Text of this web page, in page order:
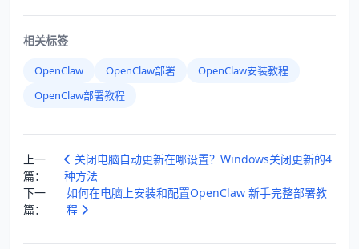
相关标签
OpenClaw OpenClaw部署
OpenClaw安装教程
OpenClaw部署教程
上一
篇：
关闭电脑自动更新在哪设置？Windows关闭更新的4
种方法
下一
篇：
如何在电脑上安装和配置OpenClaw 新手完整部署教
程